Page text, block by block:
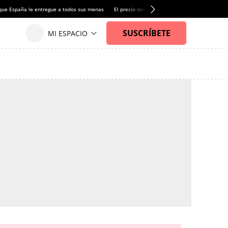
España le entregue a todos sus menas El precio del alquiler de vivienda baja por